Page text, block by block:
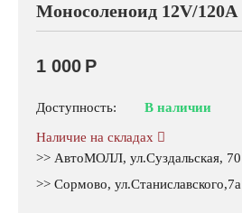
Моносоленоид 12V/120А
1 000 Р
Доступность: В наличии
Наличие на складах
>> АвтоМОЛЛ, ул.Суздальская, 70
>> Сормово, ул.Станиславского,7а